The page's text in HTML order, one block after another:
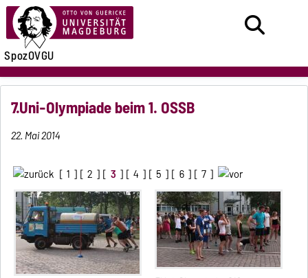
SpozOVGU
7.Uni-Olympiade beim 1. OSSB
22. Mai 2014
[ 1 ] [ 2 ] [ 3 ] [ 4 ] [ 5 ] [ 6 ] [ 7 ]